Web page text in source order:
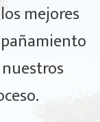
mejores